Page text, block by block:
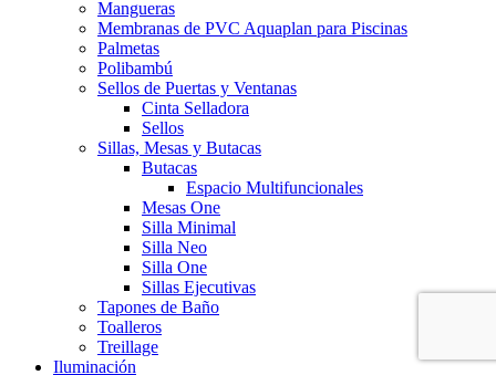
Mangueras
Membranas de PVC Aquaplan para Piscinas
Palmetas
Polibambú
Sellos de Puertas y Ventanas
Cinta Selladora
Sellos
Sillas, Mesas y Butacas
Butacas
Espacio Multifuncionales
Mesas One
Silla Minimal
Silla Neo
Silla One
Sillas Ejecutivas
Tapones de Baño
Toalleros
Treillage
Iluminación